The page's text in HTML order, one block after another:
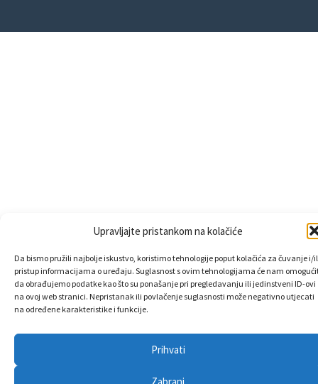
Upravljajte pristankom na kolačiće
Da bismo pružili najbolje iskustvo, koristimo tehnologije poput kolačića za čuvanje i/
pristup informacijama o uređaju. Suglasnost s ovim tehnologijama će nam
da obrađujemo podatke kao što su ponašanje pri pregledavanju ili jedinstveni ID-ovi
na ovoj web stranici. Nepristanak ili povlačenje suglasnosti može negativno utjecati
na određene karakteristike i funkcije.
Prihvati
Zabrani